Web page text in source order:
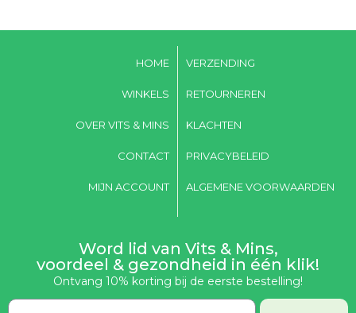
HOME
WINKELS
OVER VITS & MINS
CONTACT
MIJN ACCOUNT
VERZENDING
RETOURNEREN
KLACHTEN
PRIVACYBELEID
ALGEMENE VOORWAARDEN
Word lid van Vits & Mins,
voordeel & gezondheid in één klik!
Ontvang 10% korting bij de eerste bestelling!